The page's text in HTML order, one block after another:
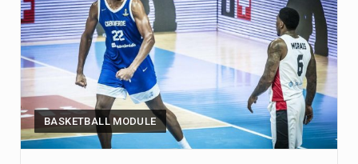
BASKETBALL MODULE